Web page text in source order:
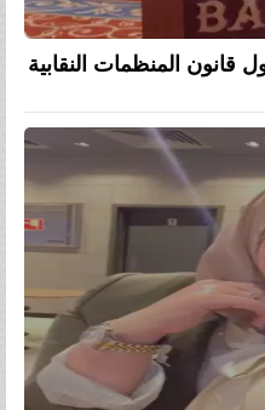
قانون المنظمات النقابية